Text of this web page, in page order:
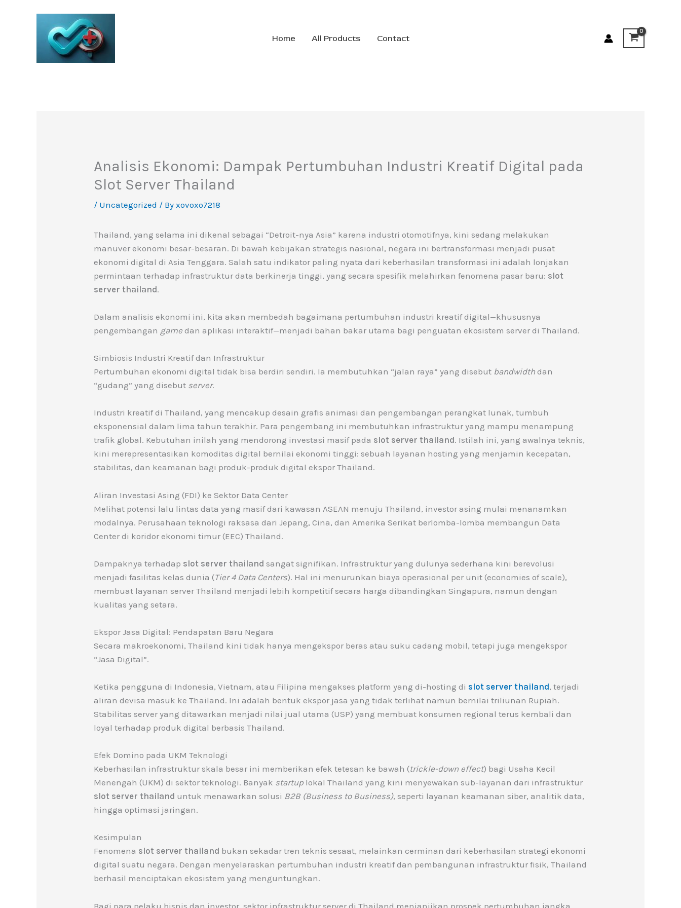
Home All Products Contact
Analisis Ekonomi: Dampak Pertumbuhan Industri Kreatif Digital pada
Slot Server Thailand
/ Uncategorized / Byxovoxo7218
Thailand, yang selama ini dikenal sebagai “Detroit-nya Asia” karena industri otomotifnya, kini sedang melakukan
manuver ekonomi besar-besaran. Di bawah kebijakan strategis nasional, negara ini bertransformasi menjadi pusat
ekonomi digital di Asia Tenggara. Salah satu indikator paling nyata dari keberhasilan transformasi ini adalah lonjakan
permintaan terhadap infrastruktur data berkinerja tinggi, yang secara spesifik melahirkan fenomena pasar baru: slot
server thailand.
Dalam analisis ekonomi ini, kita akan membedah bagaimana pertumbuhan industri kreatif digital—khususnya
pengembangan game dan aplikasi interaktif—menjadi bahan bakar utama bagi penguatan ekosistem server di Thailand.
Simbiosis Industri Kreatif dan Infrastruktur
Pertumbuhan ekonomi digital tidak bisa berdiri sendiri. Ia membutuhkan “jalan raya” yang disebut bandwidth dan
“gudang” yang disebut server.
Industri kreatif di Thailand, yang mencakup desain grafis animasi dan pengembangan perangkat lunak, tumbuh
eksponensial dalam lima tahun terakhir. Para pengembang ini membutuhkan infrastruktur yang mampu menampung
trafik global. Kebutuhan inilah yang mendorong investasi masif pada slot server thailand. Istilah ini, yang awalnya teknis,
kini merepresentasikan komoditas digital bernilai ekonomi tinggi: sebuah layanan hosting yang menjamin kecepatan,
stabilitas, dan keamanan bagi produk-produk digital ekspor Thailand.
Aliran Investasi Asing (FDI) ke Sektor Data Center
Melihat potensi lalu lintas data yang masif dari kawasan ASEAN menuju Thailand, investor asing mulai menanamkan
modalnya. Perusahaan teknologi raksasa dari Jepang, Cina, dan Amerika Serikat berlomba-lomba membangun Data
Center di koridor ekonomi timur (EEC) Thailand.
Dampaknya terhadap slot server thailand sangat signifikan. Infrastruktur yang dulunya sederhana kini berevolusi
menjadi fasilitas kelas dunia (Tier 4 Data Centers). Hal ini menurunkan biaya operasional per unit (economies of scale),
membuat layanan server Thailand menjadi lebih kompetitif secara harga dibandingkan Singapura, namun dengan
kualitas yang setara.
Ekspor Jasa Digital: Pendapatan Baru Negara
Secara makroekonomi, Thailand kini tidak hanya mengekspor beras atau suku cadang mobil, tetapi juga mengekspor
“Jasa Digital”.
Ketika pengguna di Indonesia, Vietnam, atau Filipina mengakses platform yang di-hosting di slot server thailand, terjadi
aliran devisa masuk ke Thailand. Ini adalah bentuk ekspor jasa yang tidak terlihat namun bernilai triliunan Rupiah.
Stabilitas server yang ditawarkan menjadi nilai jual utama (USP) yang membuat konsumen regional terus kembali dan
loyal terhadap produk digital berbasis Thailand.
Efek Domino pada UKM Teknologi
Keberhasilan infrastruktur skala besar ini memberikan efek tetesan ke bawah (trickle-down effect) bagi Usaha Kecil
Menengah (UKM) di sektor teknologi. Banyak startuplokal Thailand yang kini menyewakan sub-layanan dari infrastruktur
slot server thailand untuk menawarkan solusi B2B (Business to Business), seperti layanan keamanan siber, analitik data,
hingga optimasi jaringan.
Kesimpulan
Fenomena slot server thailand bukan sekadar tren teknis sesaat, melainkan cerminan dari keberhasilan strategi ekonomi
digital suatu negara. Dengan menyelaraskan pertumbuhan industri kreatif dan pembangunan infrastruktur fisik, Thailand
berhasil menciptakan ekosistem yang menguntungkan.
Bagi para pelaku bisnis dan investor, sektor infrastruktur server di Thailand menjanjikan prospek pertumbuhan jangka